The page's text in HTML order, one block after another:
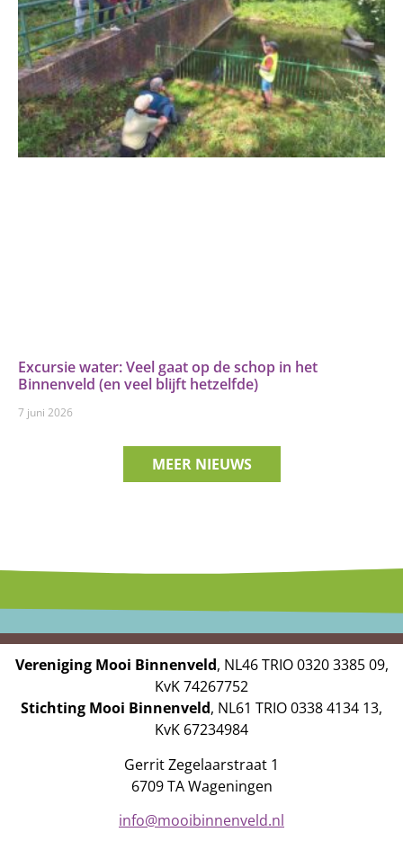
Excursie water: Veel gaat op de schop in het
Binnenveld (en veel blijft hetzelfde)
7 juni 2026
MEER NIEUWS
Vereniging Mooi Binnenveld, NL46 TRIO 0320 3385 09,
KvK 74267752
Stichting Mooi Binnenveld, NL61 TRIO 0338 4134 13,
KvK 67234984
Gerrit Zegelaarstraat 1
6709 TA Wageningen
info@mooibinnenveld.nl